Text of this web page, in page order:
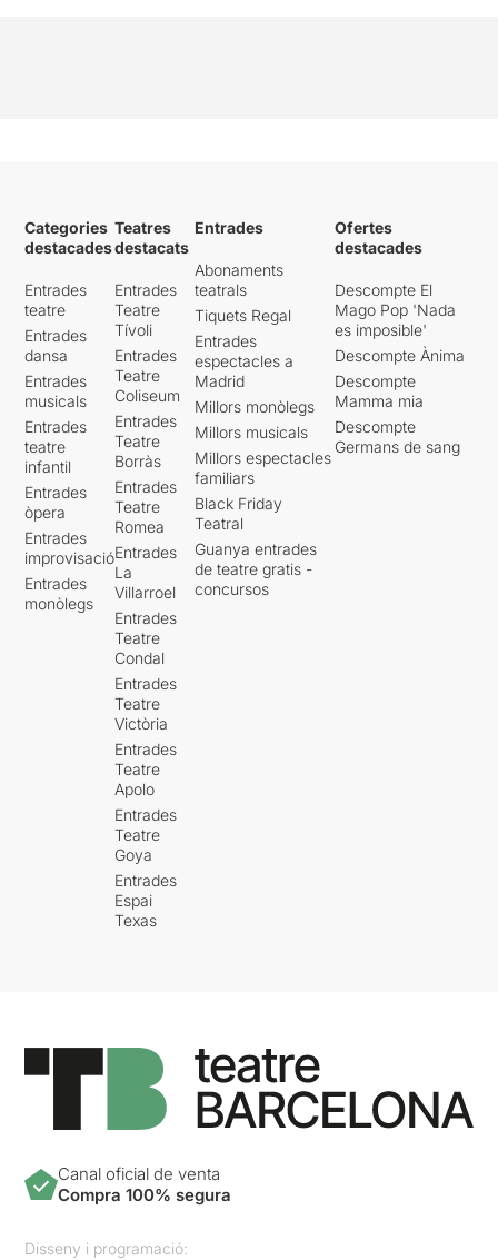
Categories
destacades
Entrades
teatre
Entrades
dansa
Entrades
musicals
Entrades
teatre
infantil
Entrades
òpera
Entrades
improvisació
Entrades
monòlegs
Teatres
destacats
Entrades
Teatre
Tívoli
Entrades
Teatre
Coliseum
Entrades
Teatre
Borràs
Entrades
Teatre
Romea
Entrades
La
Villarroel
Entrades
Teatre
Condal
Entrades
Teatre
Victòria
Entrades
Teatre
Apolo
Entrades
Teatre
Goya
Entrades
Espai
Texas
Entrades
Abonaments
teatrals
Tiquets Regal
Entrades
espectacles a
Madrid
Millors monòlegs
Millors musicals
Millors espectacles
familiars
Black Friday
Teatral
Guanya entrades
de teatre gratis -
concursos
Ofertes
destacades
Descompte El
Mago Pop 'Nada
es imposible'
Descompte Ànima
Descompte
Mamma mia
Descompte
Germans de sang
Canal oficial de venta
Compra 100% segura
Disseny i programació: